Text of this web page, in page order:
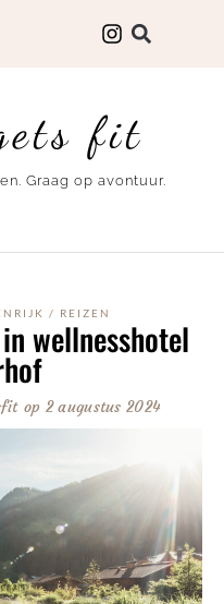
fit
Graag op avontuur.
/ REIZEN
wellnesshotel
op 2 augustus 2024